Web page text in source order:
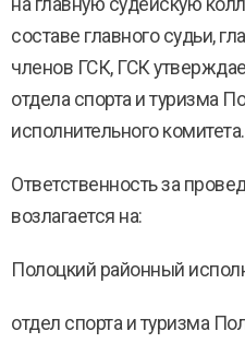
на главную судейскую
составе главного судьи,
членов ГСК, ГСК
отдела спорта и туризма
исполнительного комитета.
Ответственность за
возлагается на:
Полоцкий районный
отдел спорта и туризма